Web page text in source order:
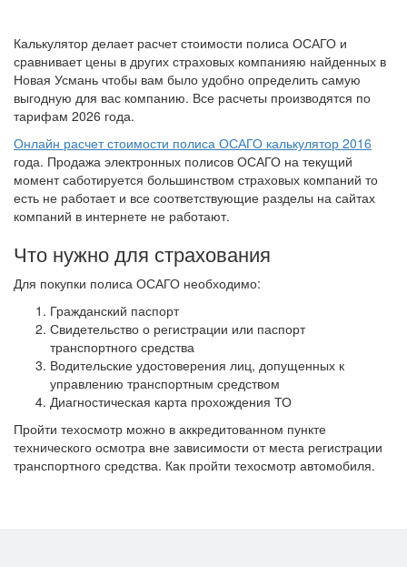
Калькулятор делает расчет стоимости полиса ОСАГО и
сравнивает цены в других страховых компанияю найденных в
Новая Усмань чтобы вам было удобно определить самую
выгодную для вас компанию. Все расчеты производятся по
тарифам 2026 года.
Онлайн расчет стоимости полиса ОСАГО калькулятор 2016
года. Продажа электронных полисов ОСАГО на текущий
момент саботируется большинством страховых компаний то
есть не работает и все соответствующие разделы на сайтах
компаний в интернете не работают.
Что нужно для страхования
Для покупки полиса ОСАГО необходимо:
Гражданский паспорт
Свидетельство о регистрации или паспорт
транспортного средства
Водительские удостоверения лиц, допущенных к
управлению транспортным средством
Диагностическая карта прохождения ТО
Пройти техосмотр можно в аккредитованном пункте
технического осмотра вне зависимости от места регистрации
транспортного средства. Как пройти техосмотр автомобиля.